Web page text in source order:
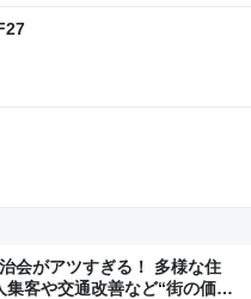
会がアツすぎる！ 多様な住
客や交通改善など“街の価値